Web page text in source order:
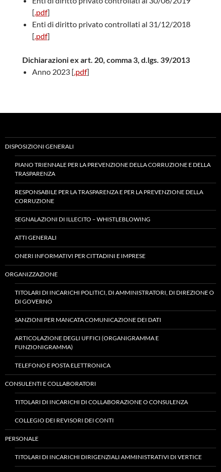
[.pdf]
Enti di diritto privato controllati al 31/12/2018
[.pdf]
Dichiarazioni ex art. 20, comma 3, d.lgs. 39/2013
Anno 2023 [.pdf]
DISPOSIZIONI GENERALI
PIANO TRIENNALE PER LA PREVENZIONE DELLA CORRUZIONE E DELLA
TRASPARENZA
RESPONSABILE PER LA TRASPARENZA E PER LA PREVENZIONE DELLA
CORRUZIONE
SEGNALAZIONI DI ILLECITO – WHISTLEBLOWING
ATTI GENERALI
ONERI INFORMATIVI PER CITTADINI E IMPRESE
ORGANIZZAZIONE
TITOLARI DI INCARICHI POLITICI, DI AMMINISTRATORI, DI DIREZIONE O
DI GOVERNO
SANZIONI PER MANCATA COMUNICAZIONE DEI DATI
ARTICOLAZIONE DEGLI UFFICI (ORGANIGRAMMA E
FUNZIONIGRAMMA)
TELEFONO E POSTA ELETTRONICA
CONSULENTI E COLLABORATORI
TITOLARI DI INCARICHI DI COLLABORAZIONE O CONSULENZA
COLLEGIO DEI REVISORI DEI CONTI
PERSONALE
TITOLARI DI INCARICHI DIRIGENZIALI AMMINISTRATIVI DI VERTICE